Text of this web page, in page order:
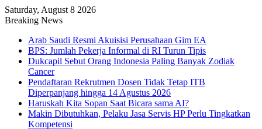
Saturday, August 8 2026
Breaking News
Arab Saudi Resmi Akuisisi Perusahaan Gim EA
BPS: Jumlah Pekerja Informal di RI Turun Tipis
Dukcapil Sebut Orang Indonesia Paling Banyak Zodiak
Cancer
Pendaftaran Rekrutmen Dosen Tidak Tetap ITB
Diperpanjang hingga 14 Agustus 2026
Haruskah Kita Sopan Saat Bicara sama AI?
Makin Dibutuhkan, Pelaku Jasa Servis HP Perlu Tingkatkan
Kompetensi